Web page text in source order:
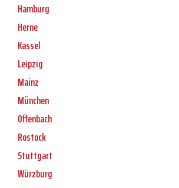
Hamburg
Herne
Kassel
Leipzig
Mainz
München
Offenbach
Rostock
Stuttgart
Würzburg